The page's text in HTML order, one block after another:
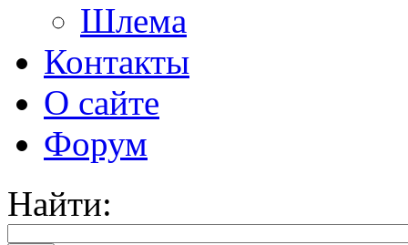
Шлема
Контакты
О сайте
Форум
Найти: